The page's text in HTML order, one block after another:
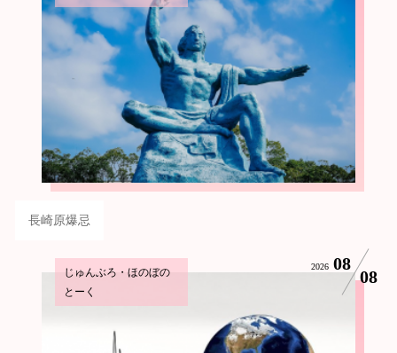
長崎原爆忌
じゅんぶろ・ほのぼの
とーく
2026 08
08